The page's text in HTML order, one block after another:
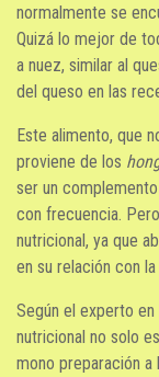
normalmente se
Quizá lo mejor de
a nuez, similar al
del queso en las
Este alimento, que
proviene de los
ser un
con frecuencia.
nutricional, ya que
en su relación con
Según el experto en
nutricional no solo
mono preparación a